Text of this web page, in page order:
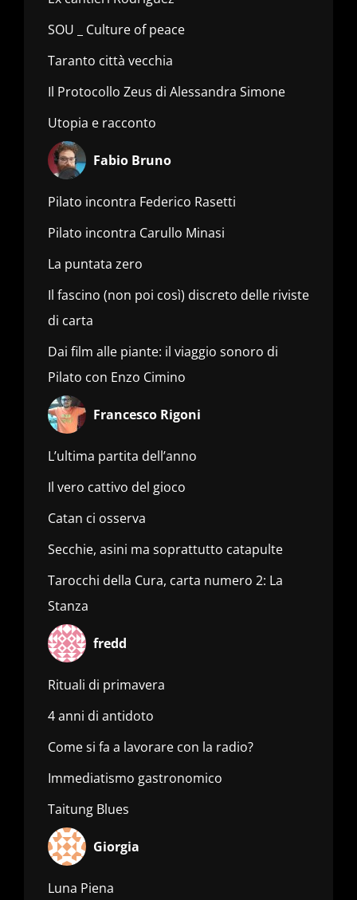
SOU _ Culture of peace
Taranto città vecchia
Il Protocollo Zeus di Alessandra Simone
Utopia e racconto
Fabio Bruno
Pilato incontra Federico Rasetti
Pilato incontra Carullo Minasi
La puntata zero
Il fascino (non poi così) discreto delle riviste
di carta
Dai film alle piante: il viaggio sonoro di
Pilato con Enzo Cimino
Francesco Rigoni
L’ultima partita dell’anno
Il vero cattivo del gioco
Catan ci osserva
Secchie, asini ma soprattutto catapulte
Tarocchi della Cura, carta numero 2: La
Stanza
fredd
Rituali di primavera
4 anni di antidoto
Come si fa a lavorare con la radio?
Immediatismo gastronomico
Taitung Blues
Giorgia
Luna Piena